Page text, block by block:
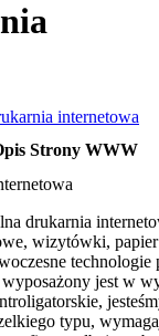
internetowa
Strony WWW
drukarnia
wizytówki,
technologie
jest w
typu,